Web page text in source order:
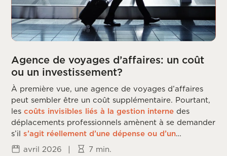
Agence de voyages d’affaires: un coût
ou un investissement?
À première vue, une agence de voyages d’affaires
peut sembler être un coût supplémentaire. Pourtant,
lescoûts invisibles liés à la gestion interne des
déplacements professionnels amènent à se demander
s’il s’agit réellement d’une dépense ou d’un
investissement .
avril 2026 | 7 min.